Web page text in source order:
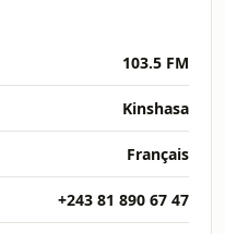
103.5 FM
Kinshasa
Français
+243 81 890 67 47